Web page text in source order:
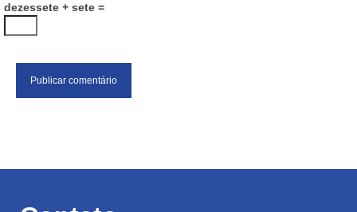
dezessete + sete =